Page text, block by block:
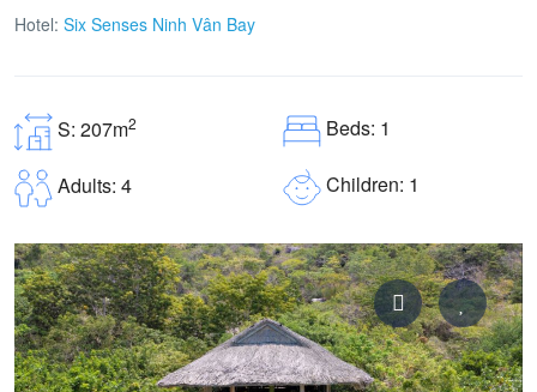
Hotel: Six Senses Ninh Vân Bay
S: 207m2 Beds: 1
Adults: 4 Children: 1